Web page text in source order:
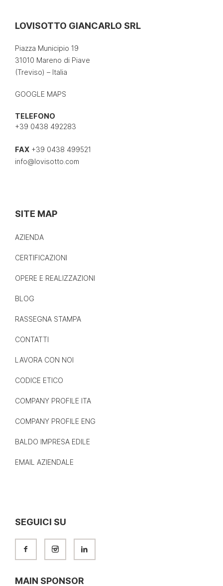
LOVISOTTO GIANCARLO SRL
Piazza Municipio 19
31010 Mareno di Piave
(Treviso) – Italia
GOOGLE MAPS
TELEFONO
+39 0438 492283
FAX +39 0438 499521
info@lovisotto.com
SITE MAP
AZIENDA
CERTIFICAZIONI
OPERE E REALIZZAZIONI
BLOG
RASSEGNA STAMPA
CONTATTI
LAVORA CON NOI
CODICE ETICO
COMPANY PROFILE ITA
COMPANY PROFILE ENG
BALDO IMPRESA EDILE
EMAIL AZIENDALE
SEGUICI SU
MAIN SPONSOR